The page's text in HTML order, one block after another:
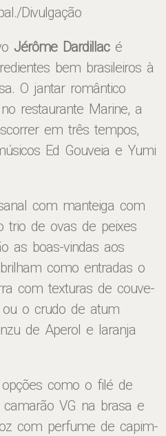
./Divulgação
Jérôme Dardillacé
bem brasileiros à
O jantar romântico
restaurante Marine, a
em três tempos,
Ed Gouveia e Yumi
com manteiga com
trio de ovas de peixes
as boas-vindas aos
como entradas o
com texturas de couve-
o crudo de atum
de Aperol e laranja
como o filé de
VG na brasa e
com perfume de capim-